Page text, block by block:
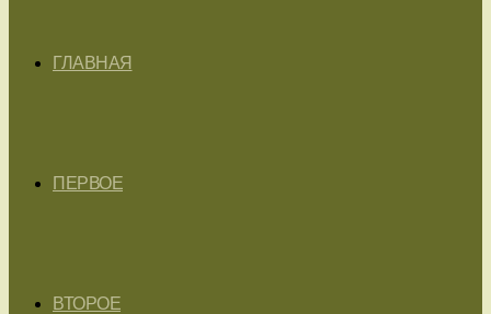
ГЛАВНАЯ
ПЕРВОЕ
ВТОРОЕ